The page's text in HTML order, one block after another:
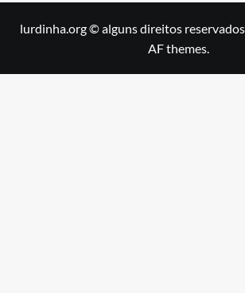
lurdinha.org © alguns direitos
AF themes.